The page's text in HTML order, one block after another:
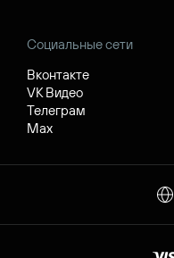
Социальные сети
Вконтакте
VK Видео
Телеграм
Max